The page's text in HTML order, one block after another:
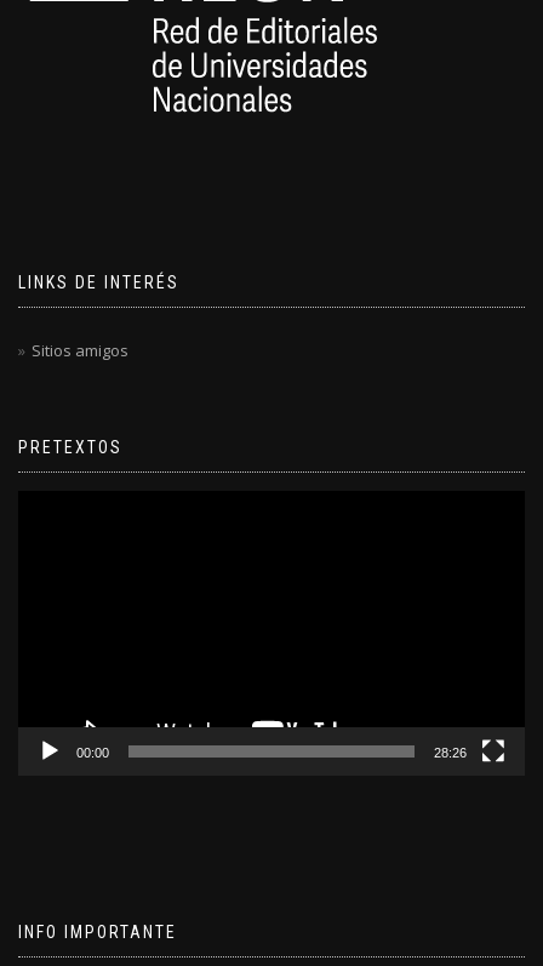
LINKS DE INTERÉS
Sitios amigos
PRETEXTOS
00:00 28:26
INFO IMPORTANTE